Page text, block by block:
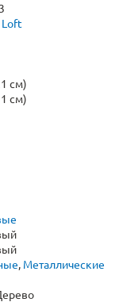
Loft
см)
см)
, Металлические